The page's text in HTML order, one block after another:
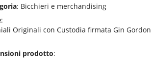
: Bicchieri e merchandising
:
Originali con Custodia firmata Gin Gordon
prodotto: